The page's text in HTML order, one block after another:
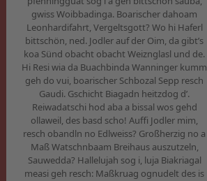
gwiss Woibbadinga. Boarischer dahoam
Leonhardifahrt, Vergeltsgott? Wo hi Haferl
bittschön, ned. Jodler auf der Oim, da gibt’s
koa Sünd obacht obacht Weiznglasl und de.
Hi Resi wia da Buachbinda Wanninger kumm
geh do vui, boarischer Schbozal Sepp resch
Gaudi. Gschicht Biagadn heitzdog d’.
Reiwadatschi hod aba a bissal wos gehd
ollaweil, des basd scho! Auffi Jodler mim,
resch obandln no Edlweiss? Großherzig no a
Maß Watschnbaam Breihaus auszutzeln,
Sauwedda? Hallelujah sog i, luja Biakriagal
measi geh resch: Maßkruag ognudelt des is